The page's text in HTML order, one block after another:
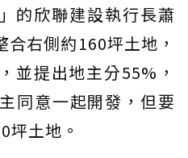
的欣聯建設執行長蕭
右側約160坪土地，
並提出地主分55%，
同意一起開發，但要
坪土地。